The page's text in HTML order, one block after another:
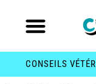
CONSEILS